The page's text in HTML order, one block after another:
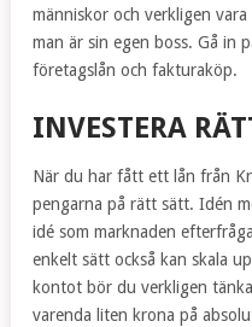
människor och verkligen
man är sin egen boss. Gå in
företagslån och fakturaköp.
INVESTERA
När du har fått ett lån från
pengarna på rätt sätt. Idén
idé som marknaden
enkelt sätt också kan skala
kontot bör du verkligen
varenda liten krona på